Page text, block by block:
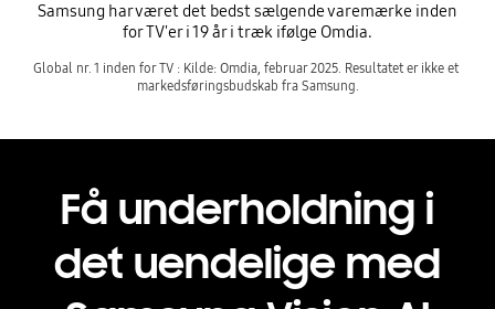
Samsung har været det bedst sælgende varemærke inden
for TV'er i 19 år i træk ifølge Omdia.
Global nr. 1 inden for TV : Kilde: Omdia, februar 2025. Resultatet er ikke et
markedsføringsbudskab fra Samsung.
Få underholdning i
det uendelige med